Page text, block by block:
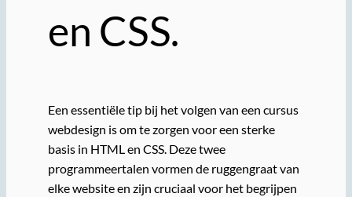
en CSS.
Een essentiële tip bij het volgen van een cursus
webdesign is om te zorgen voor een sterke
basis in HTML en CSS. Deze twee
programmeertalen vormen de ruggengraat van
elke website en zijn cruciaal voor het begrijpen